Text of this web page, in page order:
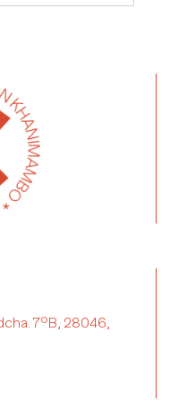
7ºB, 28046,